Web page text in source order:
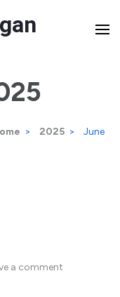
> 2025 > June
a comment